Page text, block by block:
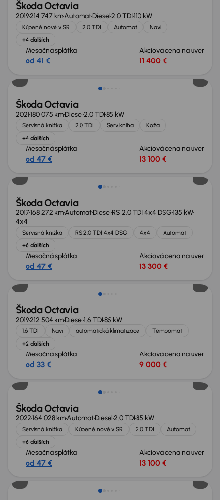
Škoda Octavia
2019214 747 kmAutomatDiesel2.0 TDI110 kW
Kúpené nové v SR 2.0 TDI Automat
Navi
+4 ďalších
Mesačná splátka
od 41 €
Akciová cena na úver
11 400 €
Škoda Octavia
2021180 075 kmDiesel2.0 TDI85 kW
Servisná knižka 2.0 TDI Serv.kniha
Koža
+4 ďalších
Mesačná splátka
od 47 €
Akciová cena na úver
13 100 €
Zlacnené o 3 200 €
Škoda Octavia
2017168 272 kmAutomatDiesel RS 2.0 TDI 4x4 DSG135 kW
4x4
Servisná knižka RS 2.0 TDI 4x4 DSG 4x4
Automat
+6 ďalších
Mesačná splátka
od 47 €
Akciová cena na úver
13 300 €
Nové v ponuke
Škoda Octavia
2019212 504 kmDiesel1.6 TDI85 kW
1.6 TDI Navi automatická klimatizace
Tempomat
+2 ďalších
Mesačná splátka
od 33 €
Akciová cena na úver
9 000 €
Nové v ponuke
Škoda Octavia
2022164 028 kmAutomatDiesel2.0 TDI85 kW
Servisná knižka Kúpené nové v SR 2.0 TDI
Automat
+6 ďalších
Mesačná splátka
od 47 €
Akciová cena na úver
13 100 €